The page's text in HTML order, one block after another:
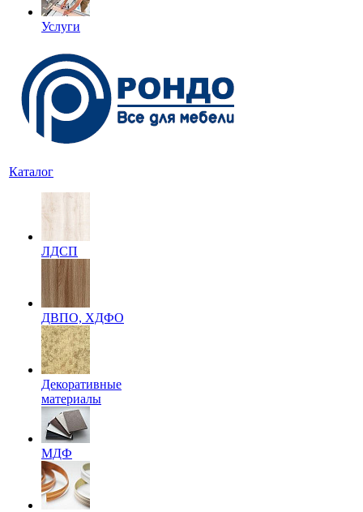
Услуги
Каталог
ЛДСП
ДВПО, ХДФО
Декоративные
материалы
МДФ